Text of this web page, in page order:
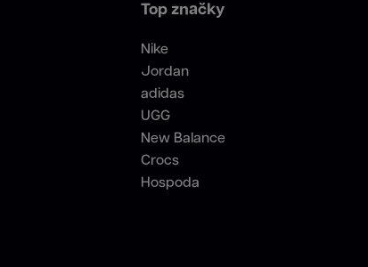
Top značky
Nike
Jordan
adidas
UGG
New Balance
Crocs
Hospoda